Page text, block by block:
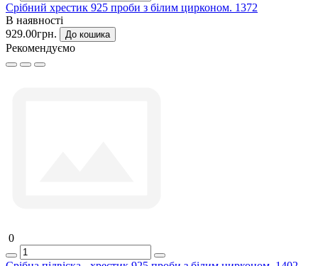
Срібний хрестик 925 проби з білим цирконом. 1372
В наявності
929.00грн.
До кошика
Рекомендуємо
0